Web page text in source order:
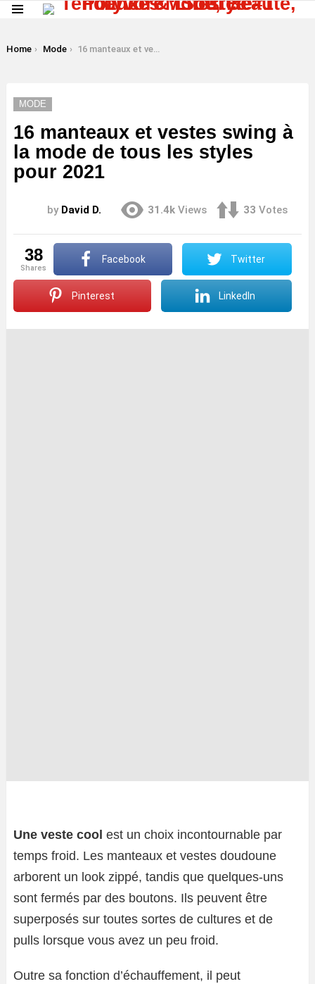
You are here:
Home Mode 16 manteaux et vestes swing à la mode de tous les styles pour 2021
MODE
16 manteaux et vestes swing à
la mode de tous les styles
pour 2021
by David D. 31.4k Views 33 Votes
38
shares
Facebook Twitter
Pinterest LinkedIn
Une veste cool est un choix incontournable par
temps froid. Les manteaux et vestes doudoune
arborent un look zippé, tandis que quelques-uns
sont fermés par des boutons. Ils peuvent être
superposés sur toutes sortes de cultures et de
pulls lorsque vous avez un peu froid.
Outre sa fonction d’échauffement, il peut